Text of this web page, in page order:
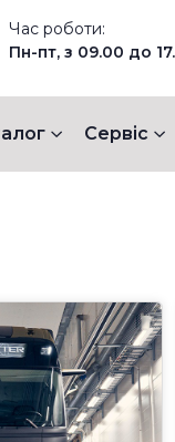
Час роботи:
Пн-пт, з 09.00 до
Сервіс